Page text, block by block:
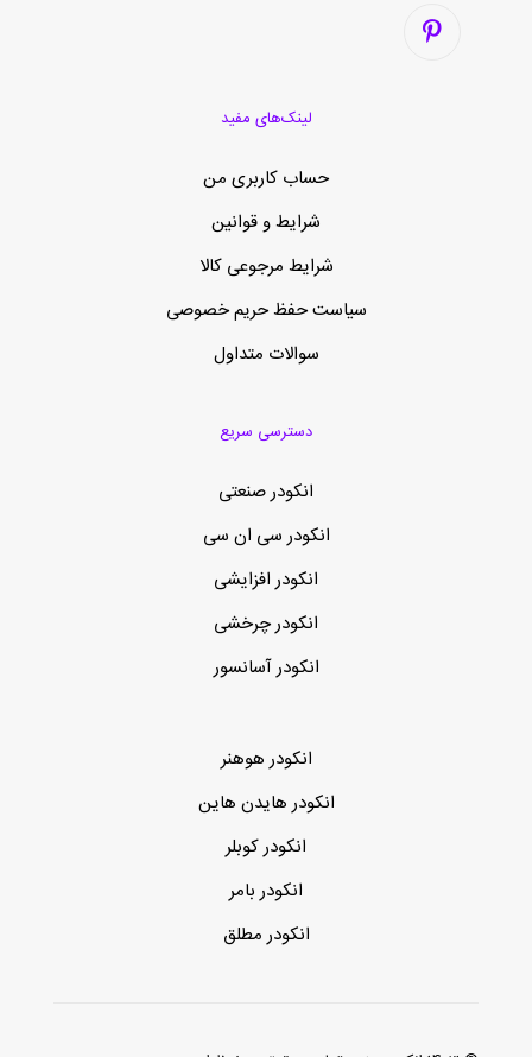
لینک‌های مفید
حساب کاربری من
شرایط و قوانین
شرایط مرجوعی کالا
سیاست حفظ حریم خصوصی
سوالات متداول
دسترسی سریع
انکودر صنعتی
انکودر سی ان سی
انکودر افزایشی
انکودر چرخشی
انکودر آسانسور
انکودر هوهنر
انکودر هایدن هاین
انکودر کوبلر
انکودر بامر
انکودر مطلق